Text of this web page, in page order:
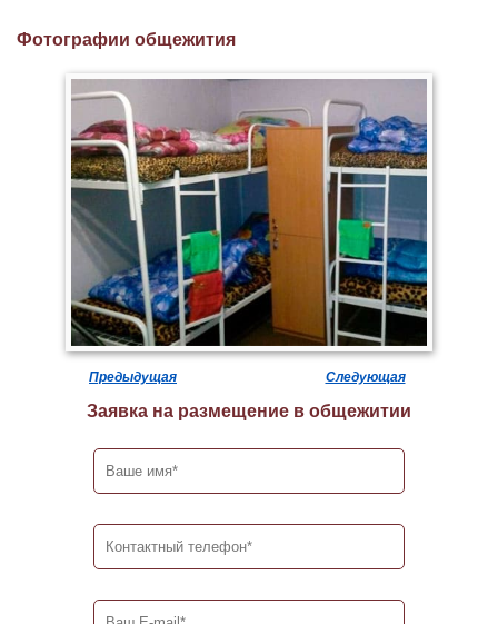
Фотографии общежития
Предыдущая Следующая
Заявка на размещение в общежитии